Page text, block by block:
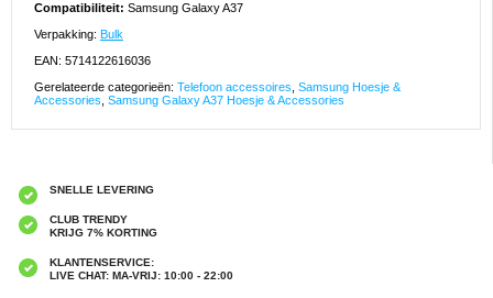
Compatibiliteit: Samsung Galaxy A37
Verpakking: Bulk
EAN: 5714122616036
Gerelateerde categorieën: Telefoon accessoires Samsung Hoesje &
Accessories Samsung Galaxy A37 Hoesje & Accessories
SNELLE LEVERING
CLUB TRENDY
KRIJG 7% KORTING
KLANTENSERVICE:
LIVE CHAT: MA-VRIJ: 10:00 - 22:00